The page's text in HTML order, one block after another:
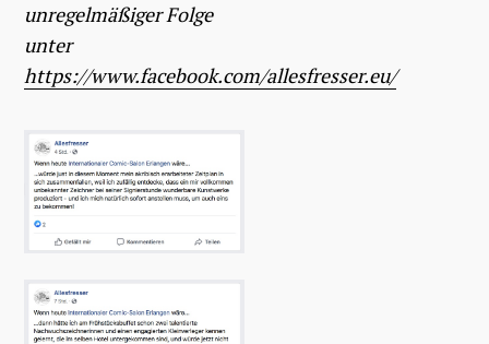
unregelmäßiger Folge
unter
https://www.facebook.com/allesfresser.eu/